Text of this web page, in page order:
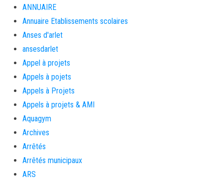
ANNUAIRE
Annuaire Etablissements scolaires
Anses d'arlet
ansesdarlet
Appel à projets
Appels à pojets
Appels à Projets
Appels à projets & AMI
Aquagym
Archives
Arrêtés
Arrêtés municipaux
ARS